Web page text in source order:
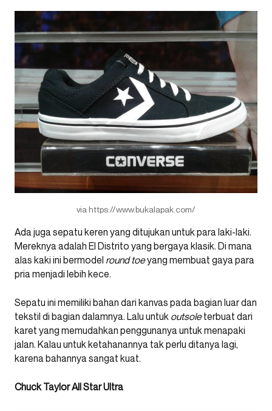
via https://www.bukalapak.com/
Ada juga sepatu keren yang ditujukan untuk para laki-laki.
Mereknya adalah El Distrito yang bergaya klasik. Di mana
alas kaki ini bermodel round toeyang membuat gaya para
pria menjadi lebih kece.
Sepatu ini memiliki bahan dari kanvas pada bagian luar dan
tekstil di bagian dalamnya. Lalu untuk outsoleterbuat dari
karet yang memudahkan penggunanya untuk menapaki
jalan. Kalau untuk ketahanannya tak perlu ditanya lagi,
karena bahannya sangat kuat.
Chuck Taylor All Star Ultra